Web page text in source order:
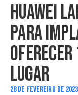
HUAWEI
PARA
LUGAR
28 DE FEVEREIRO DE 2023